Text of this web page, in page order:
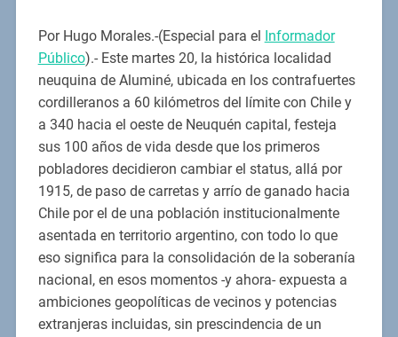
Por Hugo Morales.-(Especial para el
Informador
Público).- Este martes 20, la histórica localidad
neuquina de Aluminé, ubicada en los contrafuertes
cordilleranos a 60 kilómetros del límite con Chile y
a 340 hacia el oeste de Neuquén capital, festeja
sus 100 años de vida desde que los primeros
pobladores decidieron cambiar el status, allá por
1915, de paso de carretas y arrío de ganado hacia
Chile por el de una población institucionalmente
asentada en territorio argentino, con todo lo que
eso significa para la consolidación de la soberanía
nacional, en esos momentos -y ahora- expuesta a
ambiciones geopolíticas de vecinos y potencias
extranjeras incluidas, sin prescindencia de un